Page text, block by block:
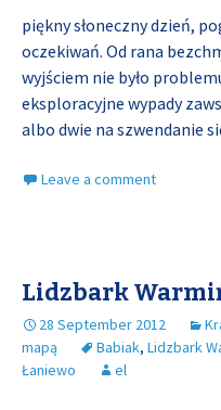
piękny słoneczny dzień,
oczekiwań. Od rana
wyjściem nie było
eksploracyjne wypady
albo dwie na szwendanie
Leave a comment
Lidzbark
28 September 2012
mapą
Babiak, Lidzbark
Łaniewo
el